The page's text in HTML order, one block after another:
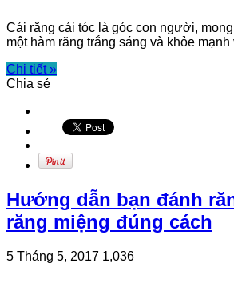
Cái răng cái tóc là góc con người,
một hàm răng trắng sáng và khỏe
Chi tiết »
Chia sẻ
Hướng dẫn bạn đánh
răng miệng đúng cách
5 Tháng 5, 2017 1,036